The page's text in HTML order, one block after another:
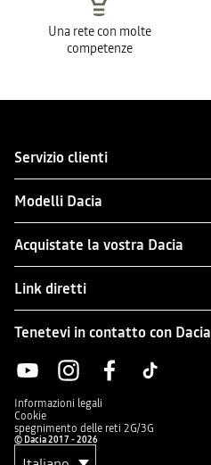
Una rete con molte
competenze
Servizio clienti
Modelli Dacia
Acquistate la vostra Dacia
Link diretti
Tenetevi in contatto con Dacia
Informazioni legali
Cookie
spegnimento delle reti 2G/3G
© Dacia 2017 - 2026